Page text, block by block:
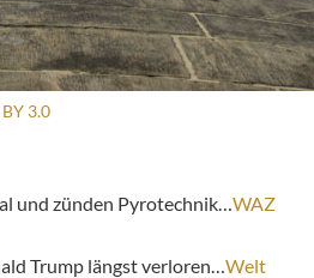
3.0
und zünden Pyrotechnik… WAZ
Trump längst verloren… Welt